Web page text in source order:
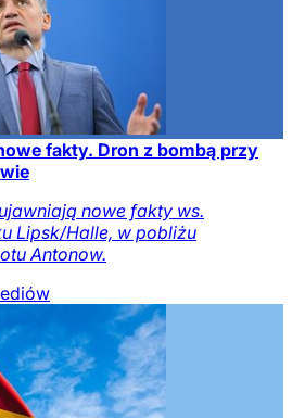
fakty. Dron z bombą przy
nowe fakty ws.
Lipsk/Halle, w pobliżu
Antonow.